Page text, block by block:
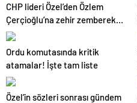
CHP lideri Özel’den Özlem
Çerçioğlu’na zehir zemberek
sözler
Ordu komutasında kritik
atamalar! İşte tam liste
Özel’in sözleri sonrası gündem